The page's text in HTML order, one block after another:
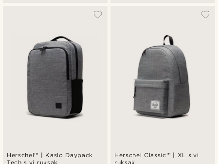
Herschel™ | Kaslo Daypack
Tech sivi ruksak
Herschel Classic™ | XL sivi
ruksak